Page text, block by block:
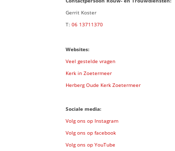
Gerrit Koster
T: 06 13711370
Websites:
Veel gestelde vragen
Kerk in Zoetermeer
Herberg Oude Kerk Zoetermeer
Sociale media:
Volg ons op Instagram
Volg ons op facebook
Volg ons op YouTube